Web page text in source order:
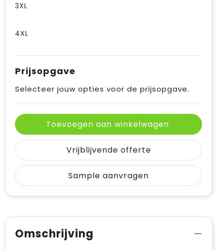
3XL
4XL
Prijsopgave
Selecteer jouw opties voor de prijsopgave.
Toevoegen aan winkelwagen
Vrijblijvende offerte
Sample aanvragen
Omschrijving